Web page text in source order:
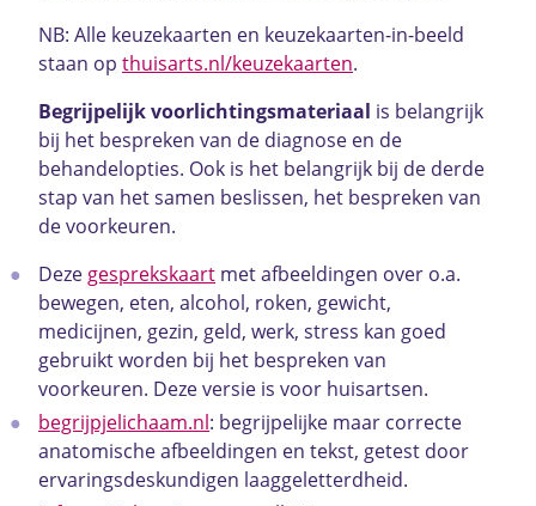
NB: Alle keuzekaarten en keuzekaarten-in-beeld
staan op thuisarts.nl/keuzekaarten.
Begrijpelijk voorlichtingsmateriaal is belangrijk
bij het bespreken van de diagnose en de
behandelopties. Ook is het belangrijk bij de derde
stap van het samen beslissen, het bespreken van
de voorkeuren.
Deze gesprekskaart met afbeeldingen over o.a.
bewegen, eten, alcohol, roken, gewicht,
medicijnen, gezin, geld, werk, stress kan goed
gebruikt worden bij het bespreken van
voorkeuren. Deze versie is voor huisartsen.
begrijpjelichaam.nl: begrijpelijke maar correcte
anatomische afbeeldingen en tekst, getest door
ervaringsdeskundigen laaggeletterdheid.